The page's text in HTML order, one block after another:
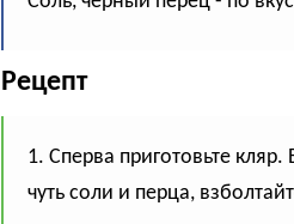
Рецепт
1. Сперва приготовьте
чуть соли и перца,